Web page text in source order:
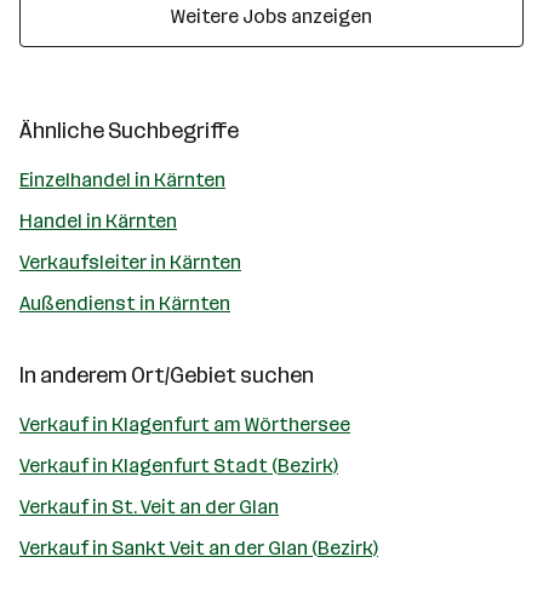
Weitere Jobs anzeigen
Ähnliche Suchbegriffe
Einzelhandel in Kärnten
Handel in Kärnten
Verkaufsleiter in Kärnten
Außendienst in Kärnten
In anderem Ort/Gebiet suchen
Verkauf in Klagenfurt am Wörthersee
Verkauf in Klagenfurt Stadt (Bezirk)
Verkauf in St. Veit an der Glan
Verkauf in Sankt Veit an der Glan (Bezirk)